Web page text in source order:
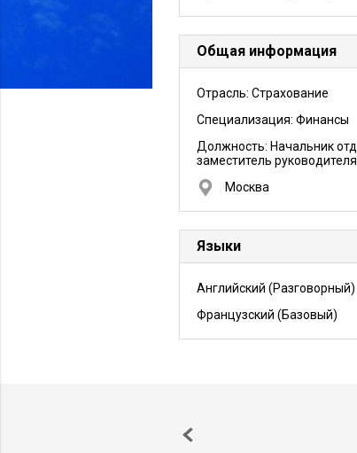
Общая информация
Отрасль: Страхование
Специализация: Финансы
Должность: Начальник
заместитель руководителя
Москва
Языки
Английский (Разговорный)
Французский (Базовый)